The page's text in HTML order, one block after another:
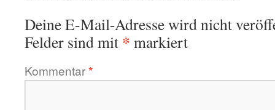
Deine E-Mail-Adresse wird nicht
Felder sind mit * markiert
Kommentar*